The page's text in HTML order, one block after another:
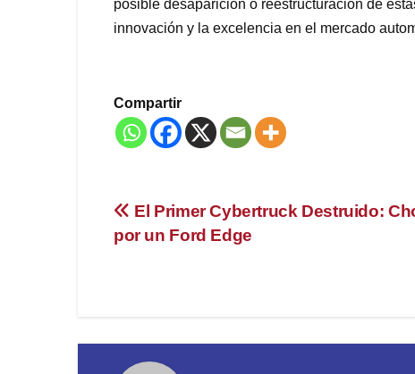
posible desaparición o reestructuración de
innovación y la excelencia en el mercado
Compartir
Navegación
de
El Primer Cybertruck Destruido:
por un Ford Edge